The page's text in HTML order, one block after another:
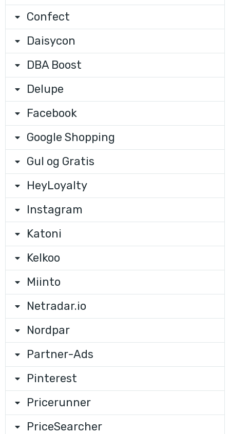
Confect
Daisycon
DBA Boost
Delupe
Facebook
Google Shopping
Gul og Gratis
HeyLoyalty
Instagram
Katoni
Kelkoo
Miinto
Netradar.io
Nordpar
Partner-Ads
Pinterest
Pricerunner
PriceSearcher